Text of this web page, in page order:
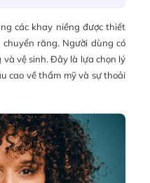
các khay niềng được thiết
răng. Người dùng có
vệ sinh. Đây là lựa chọn lý
cao về thẩm mỹ và sự thoải